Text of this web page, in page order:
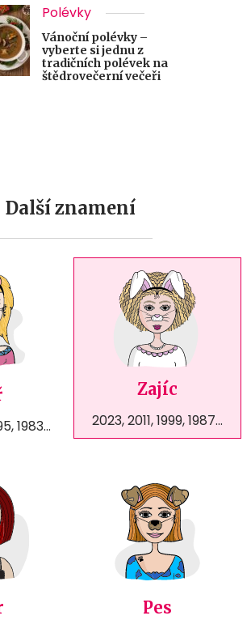
Polévky
Vánoční polévky –
vyberte si jednu z
tradičních polévek na
štědrovečerní večeři
Další znamení
1983...
Zajíc
2023, 2011, 1999, 1987...
Pes